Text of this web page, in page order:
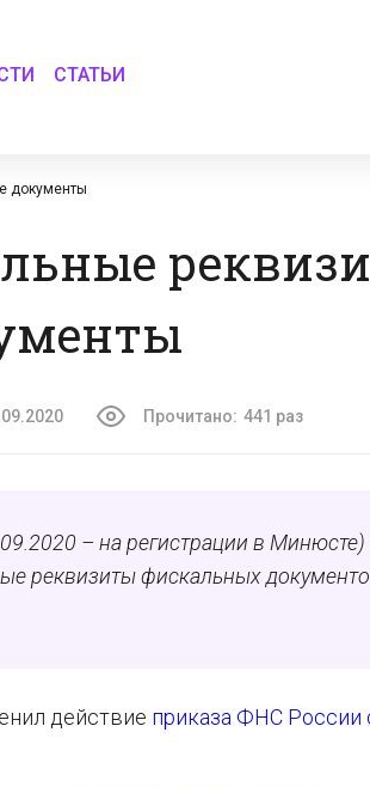
СТАТЬИ
документы
Прочитано: 441 раз
– на регистрации в Минюсте)
реквизиты фискальных
действие приказа ФНС России